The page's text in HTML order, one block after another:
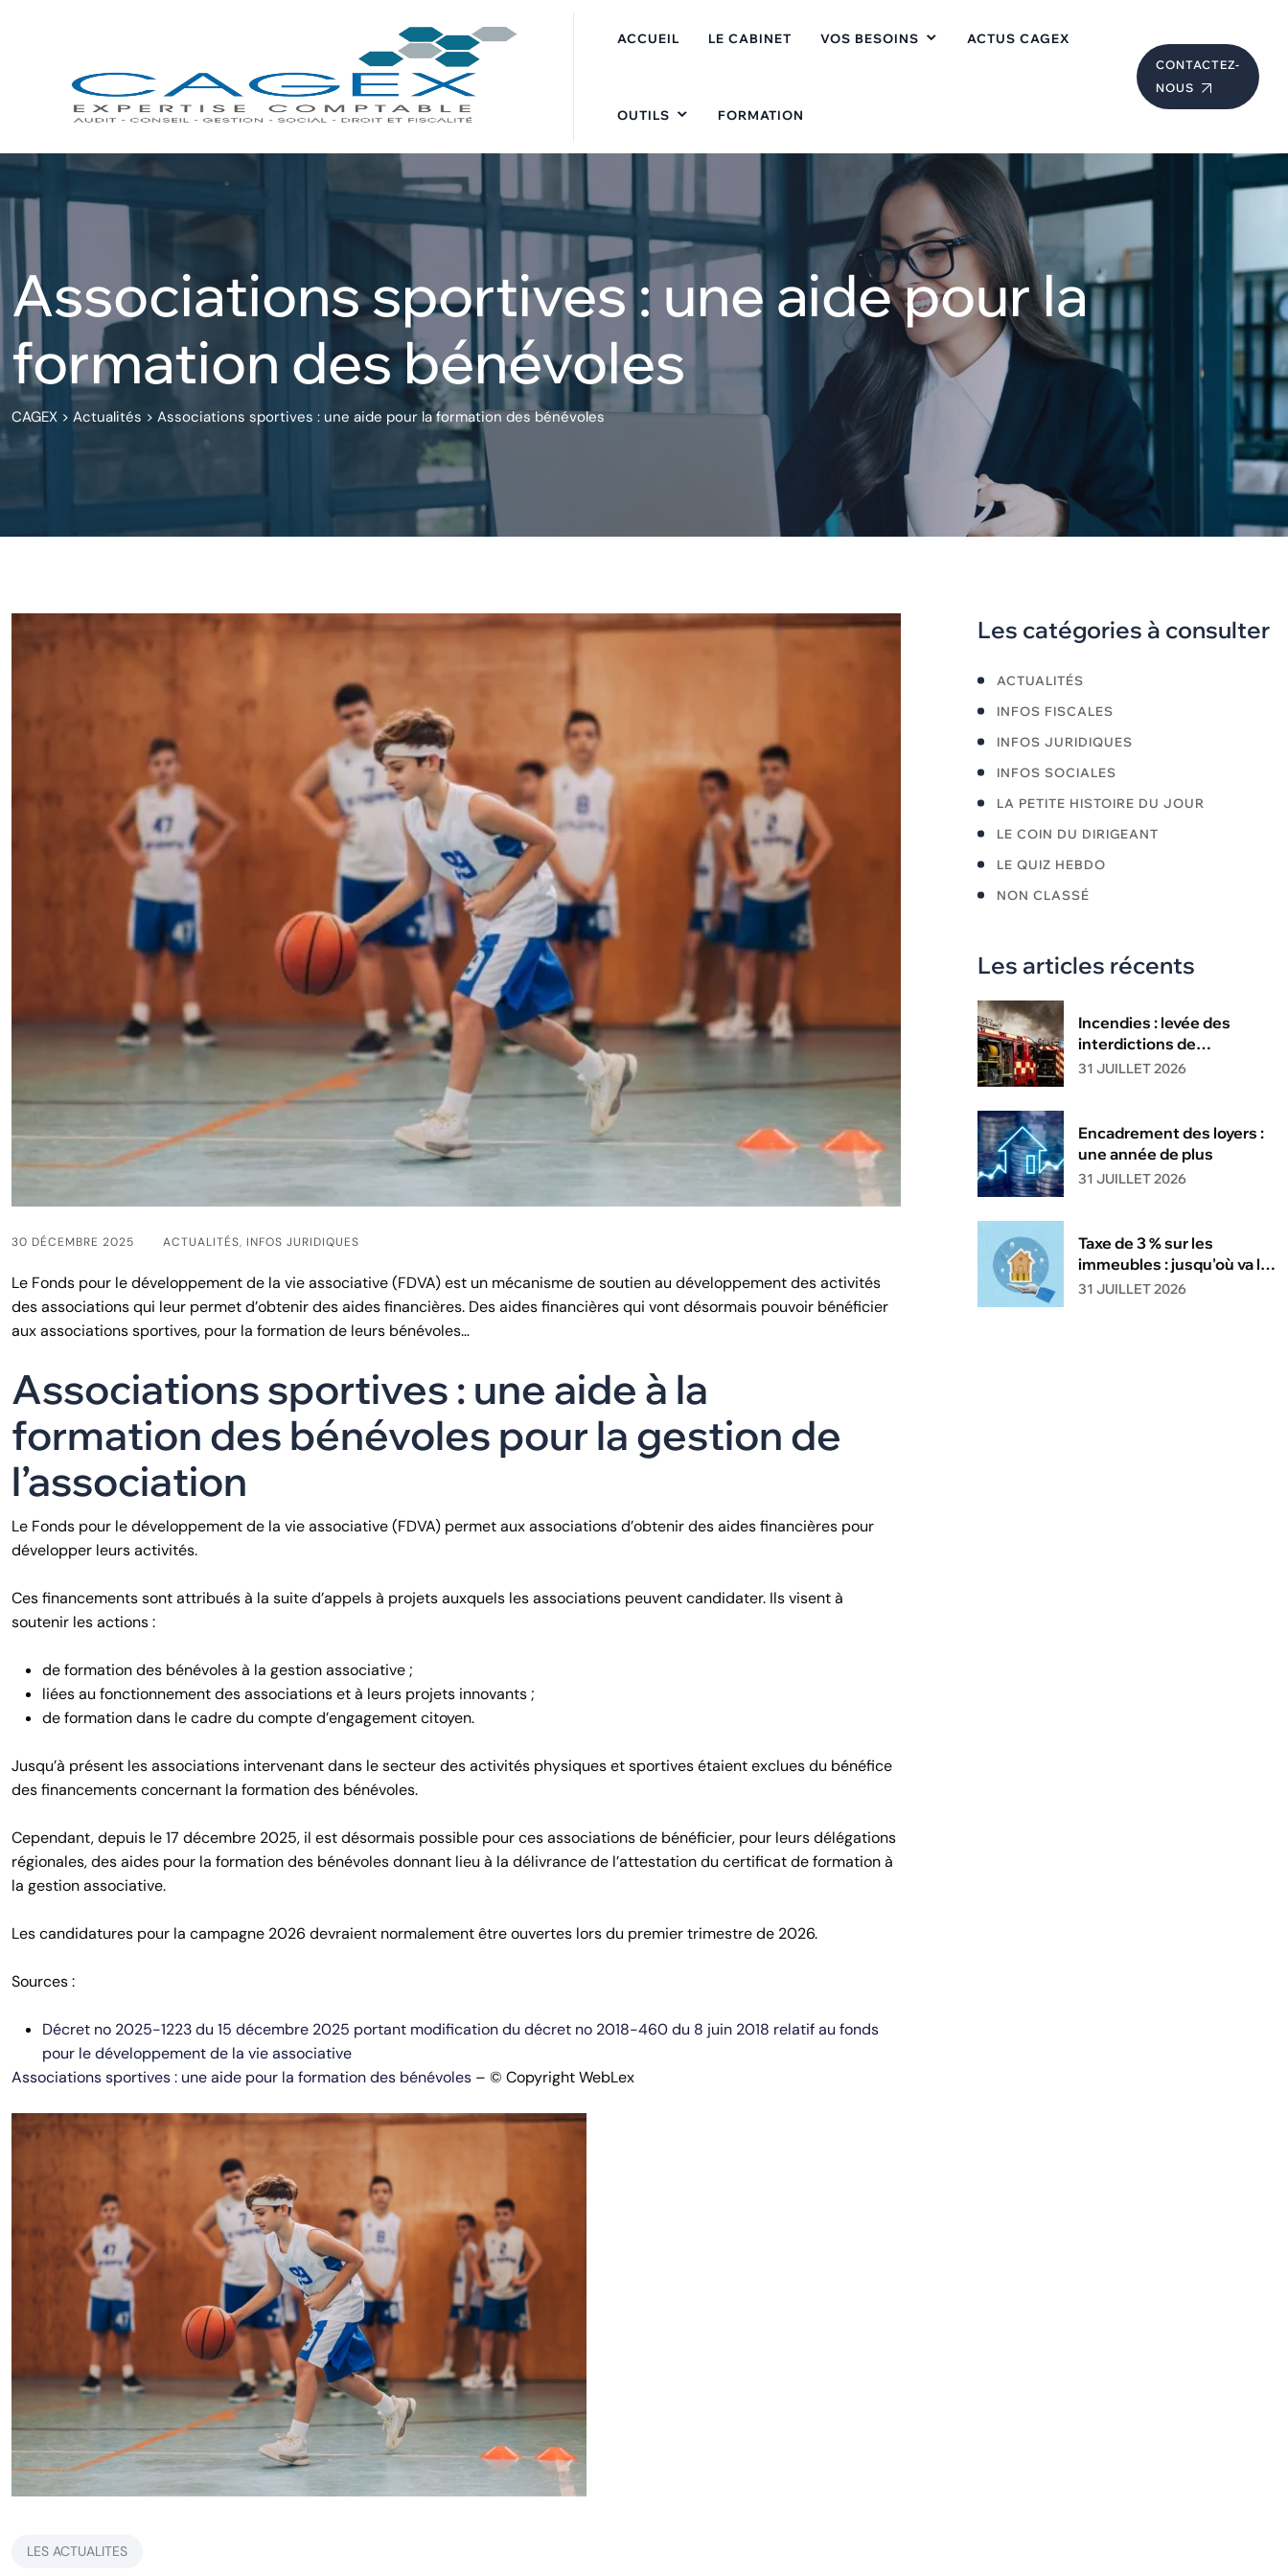
ACCUEIL LE CABINET VOS BESOINS ACTUS CAGEX
OUTILS FORMATION
CONTACTEZ-
NOUS
Associations sportives : une aide pour la
formation des bénévoles
CAGEX > Actualités > Associations sportives : une aide pour la formation des bénévoles
30 DÉCEMBRE 2025 ACTUALITÉS, INFOS JURIDIQUES
Le Fonds pour le développement de la vie associative (FDVA) est un mécanisme de soutien au développement des activités
des associations qui leur permet d’obtenir des aides financières. Des aides financières qui vont désormais pouvoir bénéficier
aux associations sportives, pour la formation de leurs bénévoles…
Associations sportives : une aide à la
formation des bénévoles pour la gestion de
l’association
Le Fonds pour le développement de la vie associative (FDVA) permet aux associations d’obtenir des aides financières pour
développer leurs activités.
Ces financements sont attribués à la suite d’appels à projets auxquels les associations peuvent candidater. Ils visent à
soutenir les actions :
de formation des bénévoles à la gestion associative ;
liées au fonctionnement des associations et à leurs projets innovants ;
de formation dans le cadre du compte d’engagement citoyen.
Jusqu’à présent les associations intervenant dans le secteur des activités physiques et sportives étaient exclues du bénéfice
des financements concernant la formation des bénévoles.
Cependant, depuis le 17 décembre 2025, il est désormais possible pour ces associations de bénéficier, pour leurs délégations
régionales, des aides pour la formation des bénévoles donnant lieu à la délivrance de l’attestation du certificat de formation à
la gestion associative.
Les candidatures pour la campagne 2026 devraient normalement être ouvertes lors du premier trimestre de 2026.
Sources :
Décret no 2025-1223 du 15 décembre 2025 portant modification du décret no 2018-460 du 8 juin 2018 relatif au fonds
pour le développement de la vie associative
Associations sportives : une aide pour la formation des bénévoles – © Copyright WebLex
LES ACTUALITES
Les catégories à consulter
ACTUALITÉS
INFOS FISCALES
INFOS JURIDIQUES
INFOS SOCIALES
LA PETITE HISTOIRE DU JOUR
LE COIN DU DIRIGEANT
LE QUIZ HEBDO
NON CLASSÉ
Les articles récents
Incendies : levée des
interdictions de
circulation
31 JUILLET 2026
Encadrement des loyers :
une année de plus
31 JUILLET 2026
Taxe de 3 % sur les
immeubles : jusqu'où va la
tolérance de
31 JUILLET 2026